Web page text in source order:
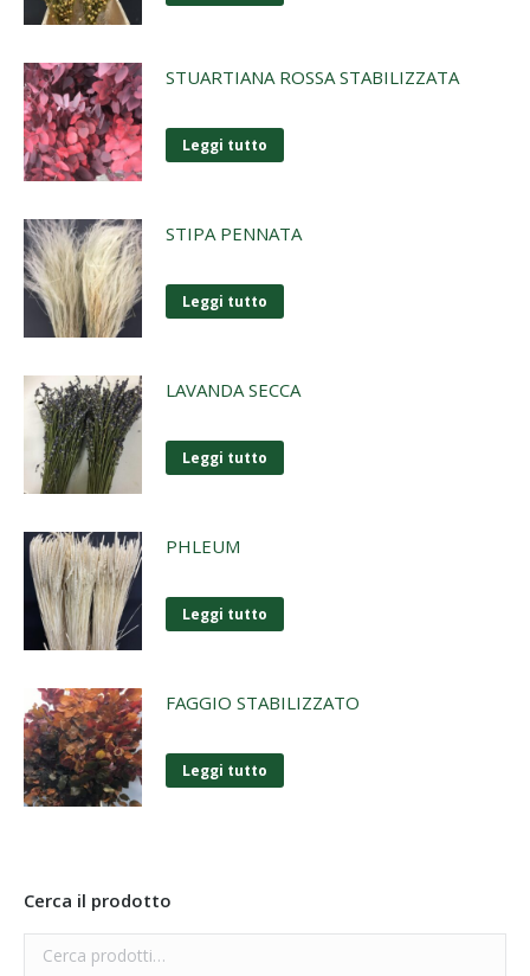
STUARTIANA ROSSA STABILIZZATA
Leggi tutto
STIPA PENNATA
Leggi tutto
LAVANDA SECCA
Leggi tutto
PHLEUM
Leggi tutto
FAGGIO STABILIZZATO
Leggi tutto
Cerca il prodotto